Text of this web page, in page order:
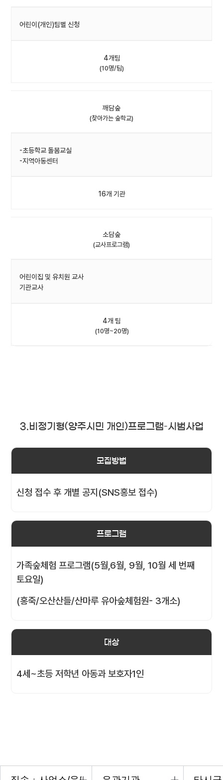
어린이(개인)팀별 신청
4개팀
(10명/팀)
깨담숲
(찾아가는 숲학교)
-초등학교 돌봄교실
-지역아동센터
16개 기관
소담숲
(교사프로그램)
어린이집 및 유치원 교사
기관교사
4개 팀
(10명~20명)
3.비정기형(양주시민 개인)프로그램–시범사업
모집방법
신청 접수 후 개별 공지(SNS홍보 접수)
프로그램
가족숲체험 프로그램(5월,6월, 9월, 10월 세 번째
토요일)
(홍죽/오산산들/산마루 유아숲체험원- 3개소)
대상
4세~초등 저학년 아동과 보호자1인